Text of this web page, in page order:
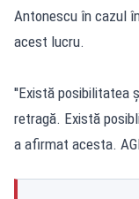
Antonescu în cazul
acest lucru.
''Există posibilitatea
retragă. Există
a afirmat acesta.